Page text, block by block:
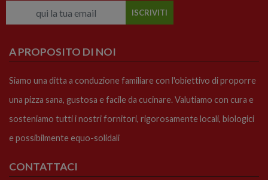
A PROPOSITO DI NOI
Siamo una ditta a conduzione familiare con l'obiettivo di proporre
una pizza sana, gustosa e facile da cucinare. Valutiamo con cura e
sosteniamo tutti i nostri fornitori, rigorosamente locali, biologici
e possibilmente equo-solidali
CONTATTACI